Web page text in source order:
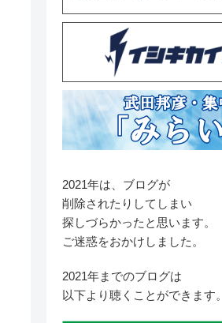
2021年は、ブログが
削除されたりしてしまい
探しづらかったと思います。
ご迷惑をおかけしました。
2021年までのブログは
以下より聴くことができます。